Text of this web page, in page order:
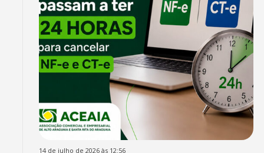
14 de julho de 2026 às 12:56